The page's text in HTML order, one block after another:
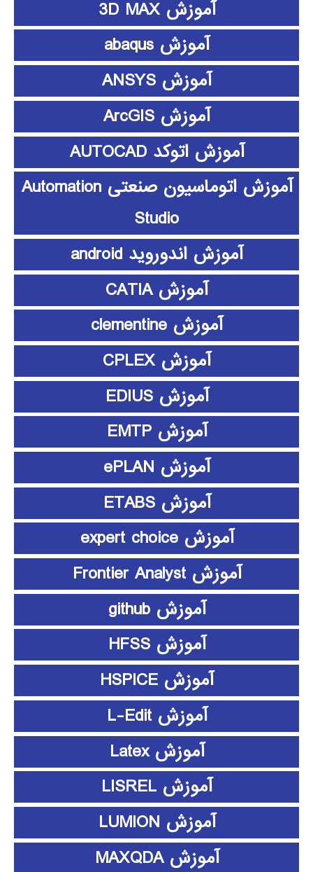
آموزش 3D MAX
آموزش abaqus
آموزش ANSYS
آموزش ArcGIS
آموزش اتوکد AUTOCAD
آموزش اتوماسیون صنعتی Automation
Studio
آموزش اندوروید android
آموزش CATIA
آموزش clementine
آموزش CPLEX
آموزش EDIUS
آموزش EMTP
آموزش ePLAN
آموزش ETABS
آموزش expert choice
آموزش Frontier Analyst
آموزش github
آموزش HFSS
آموزش HSPICE
آموزش L-Edit
آموزش Latex
آموزش LISREL
آموزش LUMION
آموزش MAXQDA